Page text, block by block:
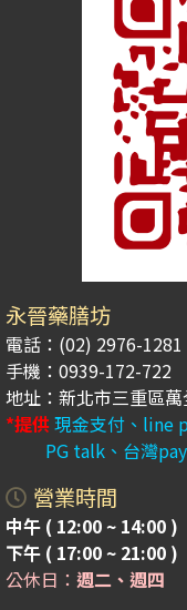
永晉藥膳坊
電話：(02) 2976-1281
手機：0939-172-722
地址：新北市三重區
*提供現金支付、line
PG talk、台灣pay
營業時間
中午 ( 12:00 ~ 14:00 )
下午 ( 17:00 ~ 21:00 )
公休日： 週二、週四